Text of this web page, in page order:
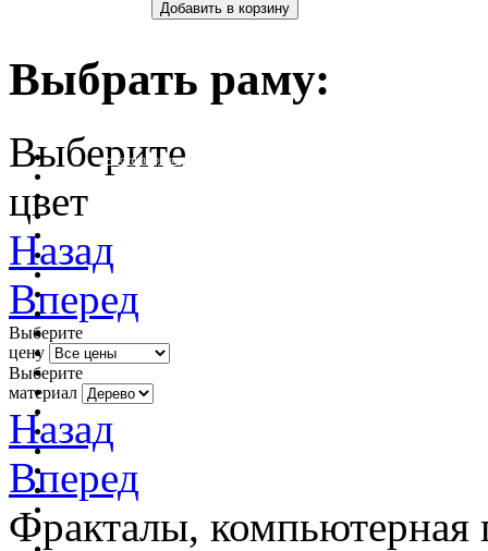
Выбрать раму:
очистить фильтр цвета
Выберите
цвет
Назад
Вперед
Выберите
цену
Выберите
материал
Назад
Вперед
Фракталы, компьютерная